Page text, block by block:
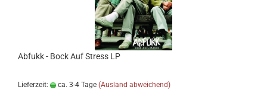
Abfukk - Bock Auf Stress LP
Lieferzeit: ca. 3-4 Tage (Ausland abweichend)